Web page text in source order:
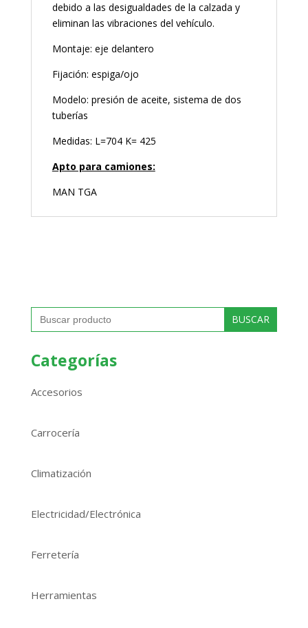
debido a las desigualdades de la calzada y
eliminan las vibraciones del vehículo.
Montaje: eje delantero
Fijación: espiga/ojo
Modelo: presión de aceite, sistema de dos
tuberías
Medidas: L=704 K= 425
Apto para camiones:
MAN TGA
Buscar:
Categorías
Accesorios
Carrocería
Climatización
Electricidad/Electrónica
Ferretería
Herramientas